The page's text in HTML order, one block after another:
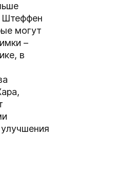
Штеффен
могут
–
в